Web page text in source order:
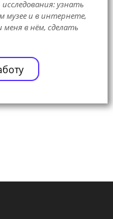
узнать
музее и в интернете,
меня в нём, сделать